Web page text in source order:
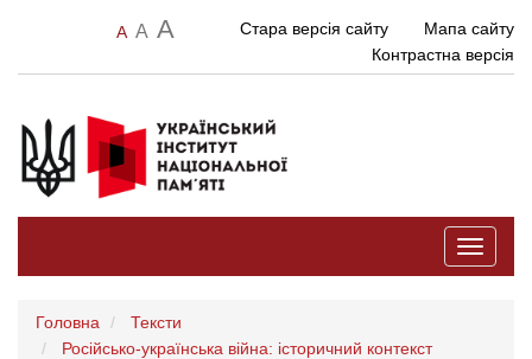
A A A Стара версія сайту
Мапа сайту
Контрастна версія
Toggle
Головна
Тексти
Російсько-українська війна: історичний контекст